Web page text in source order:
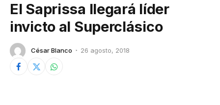
El Saprissa llegará líder
invicto al Superclásico
César Blanco 26 agosto, 2018